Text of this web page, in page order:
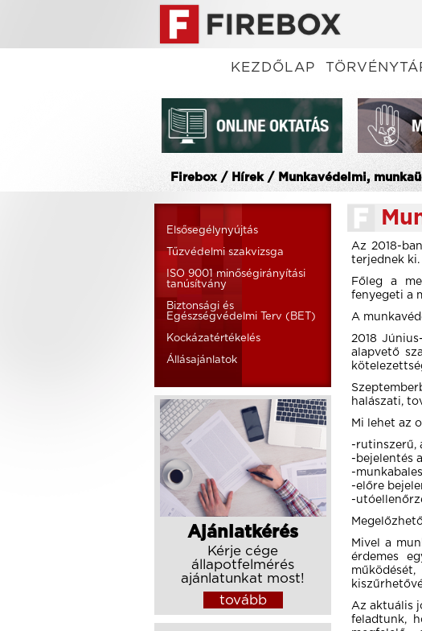
KEZDŐLAP
Firebox / Hírek / Munkavédelmi,
Elsősegélynyújtás
Tűzvédelmi szakvizsga
ISO 9001 minőségirányítási
tanúsítvány
Biztonsági és
Egészségvédelmi Terv (BET)
Kockázatértékelés
Állásajánlatok
Ajánlatkérés
Kérje cége
állapotfelmérés
ajánlatunkat most!
tovább
Az 2018-
terjednek ki.
Főleg a
fenyegeti a
A
2018
alapvető
halászati,
Mi lehet az
-rutinszerű,
-bejelentés
-
-előre
-
Mivel a
érdemes
Az aktuális
feladtunk,